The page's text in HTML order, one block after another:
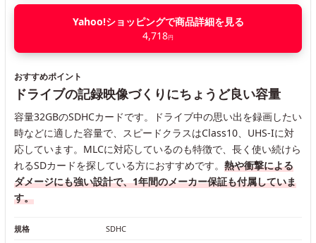
Yahoo!ショッピングで商品詳細を見る
4,718円
おすすめポイント
ドライブの記録映像づくりにちょうど良い容量
容量32GBのSDHCカードです。ドライブ中の思い出を録画したい
時などに適した容量で、スピードクラスはClass10、UHS-Iに対
応しています。MLCに対応しているのも特徴で、長く使い続けら
れるSDカードを探している方におすすめです。 熱や衝撃による
ダメージにも強い設計で、1年間のメーカー保証も付属していま
す。
規格 SDHC